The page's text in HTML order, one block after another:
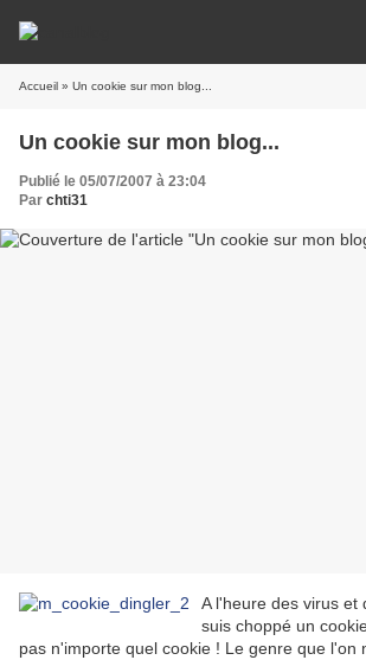
Accueil » Un cookie sur mon blog...
Un cookie sur mon blog...
Publié le 05/07/2007 à 23:04
Par chti31
A l'heure des virus et
suis choppé un
pas n'importe quel cookie ! Le genre que l'on